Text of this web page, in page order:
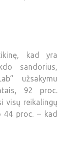
kad yra
sandorius,
užsakymu
92 proc.
visų reikalingų
44 proc. – kad